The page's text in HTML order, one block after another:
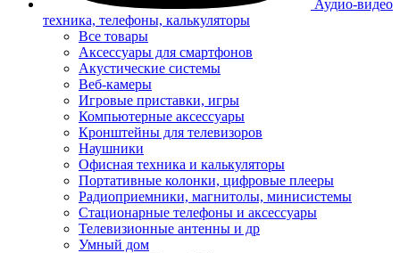
Аудио-видео
техника, телефоны, калькуляторы
Все товары
Аксессуары для смартфонов
Акустические системы
Веб-камеры
Игровые приставки, игры
Компьютерные аксессуары
Кронштейны для телевизоров
Наушники
Офисная техника и калькуляторы
Портативные колонки, цифровые плееры
Радиоприемники, магнитолы, минисистемы
Стационарные телефоны и аксессуары
Телевизионные антенны и др
Умный дом